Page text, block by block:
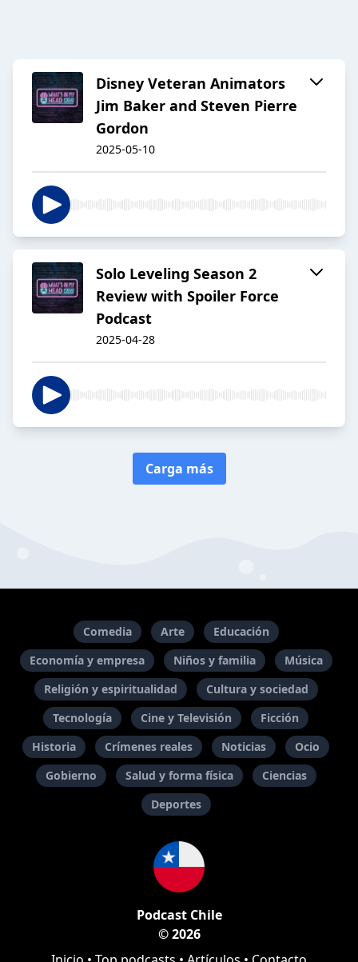
Disney Veteran Animators
Jim Baker and Steven Pierre
Gordon
2025-05-10
Solo Leveling Season 2
Review with Spoiler Force
Podcast
2025-04-28
Carga más
Comedia Arte
Educación
Economía y empresa
Niños y familia
Música
Religión y espiritualidad
Cultura y sociedad
Tecnología
Cine y Televisión
Ficción
Historia
Crímenes reales Noticias
Ocio
Gobierno
Salud y forma física
Ciencias
Deportes
Podcast Chile
© 2026